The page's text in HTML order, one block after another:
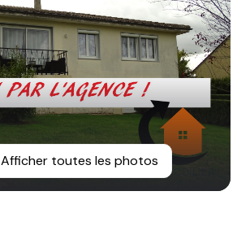
Afficher toutes les photos